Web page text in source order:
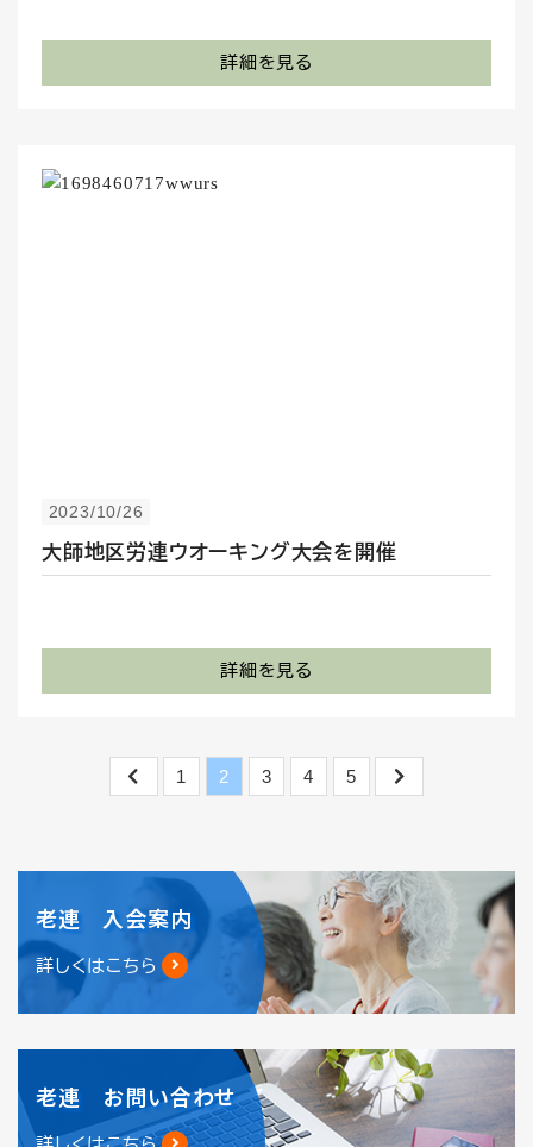
詳細を見る
2023/10/26
大師地区労連ウオーキング大会を開催
詳細を見る
1 2 3 4 5
老連 入会案内
詳しくはこちら
老連 お問い合わせ